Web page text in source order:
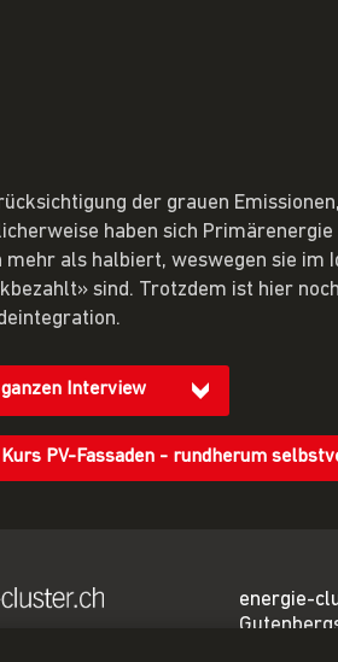
der grauen
haben sich
mehr als halbiert, weswegen sie im
sind. Trotzdem ist hier
Interview
PV-Fassaden - rundherum
energie-